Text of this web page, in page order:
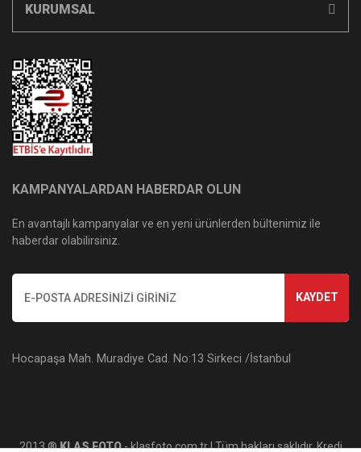
KURUMSAL
KAMPANYALARDAN HABERDAR OLUN
En avantajlı kampanyalar ve en yeni ürünlerden bültenimiz ile
haberdar olabilirsiniz.
KAYDET
Hocapaşa Mah. Muradiye Cad. No:13 Sirkeci /İstanbul
2013 ®KLAS FOTO- klasfoto.com.tr | Tüm hakları saklıdır. Kredi